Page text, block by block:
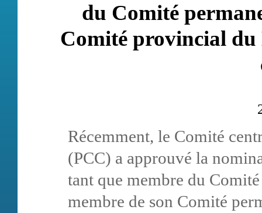
du Comité
Comité provincial
Récemment, le Comité
(PCC) a approuvé la
tant que membre du
membre de son Comité